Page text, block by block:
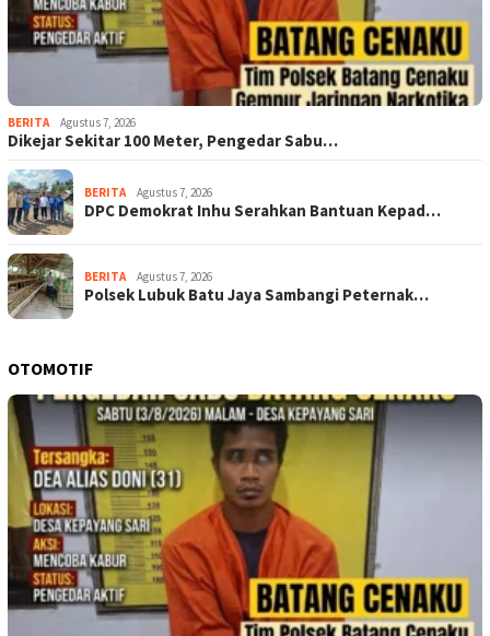
BERITA Agustus 7, 2026
Dikejar Sekitar 100 Meter, Pengedar Sabu…
BERITA Agustus 7, 2026
DPC Demokrat Inhu Serahkan Bantuan Kepad…
BERITA Agustus 7, 2026
Polsek Lubuk Batu Jaya Sambangi Peternak…
OTOMOTIF